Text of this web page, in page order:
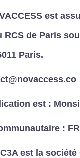
est
de Paris
Paris.
est :
:
est la